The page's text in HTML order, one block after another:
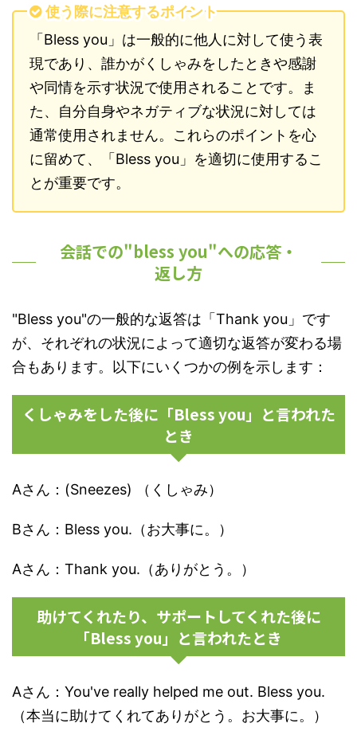
使う際に注意するポイント
「Bless you」は一般的に他人に対して使う表
現であり、誰かがくしゃみをしたときや感謝
や同情を示す状況で使用されることです。ま
た、自分自身やネガティブな状況に対しては
通常使用されません。これらのポイントを心
に留めて、「Bless you」を適切に使用するこ
とが重要です。
会話での"bless you"への応答・
返し方
"Bless you"の一般的な返答は「Thank you」です
が、それぞれの状況によって適切な返答が変わる場
合もあります。以下にいくつかの例を示します：
くしゃみをした後に「Bless you」と言われた
とき
Aさん：(Sneezes) （くしゃみ）
Bさん：Bless you.（お大事に。）
Aさん：Thank you.（ありがとう。）
助けてくれたり、サポートしてくれた後に
「Bless you」と言われたとき
Aさん：You've really helped me out. Bless you.
（本当に助けてくれてありがとう。お大事に。）